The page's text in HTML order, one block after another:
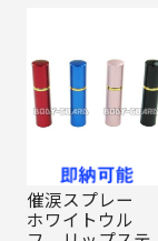
催涙スプレー
ホワイトウル